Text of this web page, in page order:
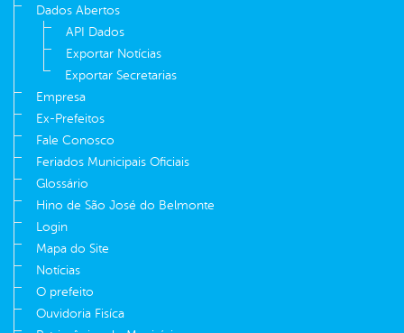
Dados Abertos
API Dados
Exportar Notícias
Exportar Secretarias
Empresa
Ex-Prefeitos
Fale Conosco
Feriados Municipais Oficiais
Glossário
Hino de São José do Belmonte
Login
Mapa do Site
Notícias
O prefeito
Ouvidoria Fisíca